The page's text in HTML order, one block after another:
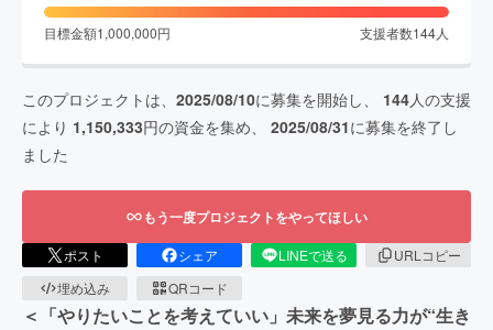
目標金額1,000,000円 支援者数144人
このプロジェクトは、 2025/08/10に募集を開始し、 144人の支援
により 1,150,333円の資金を集め、 2025/08/31に募集を終了し
ました
もう一度プロジェクトをやってほしい
ポスト シェア LINEで送る
URLコピー
埋め込み
QRコード
＜「やりたいことを考えていい」未来を夢見る力が“生き